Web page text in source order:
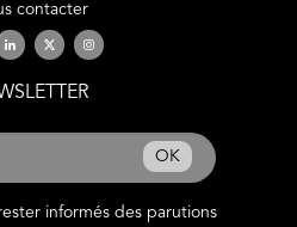
contacter
OK
informés des parutions